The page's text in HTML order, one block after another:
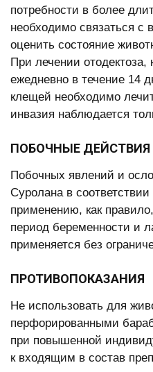
потребности в более
необходимо связаться с
оценить состояние
При лечении отодектоза,
ежедневно в течение 14
клещей необходимо
инвазия наблюдается
ПОБОЧНЫЕ ДЕЙСТВИЯ
Побочных явлений и
Суролана в
применению, как
период беременности и
применяется без
ПРОТИВОПОКАЗАНИЯ
Не использовать для
перфорированными
при повышенной
к входящим в состав